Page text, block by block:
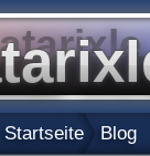
Startseite Blog